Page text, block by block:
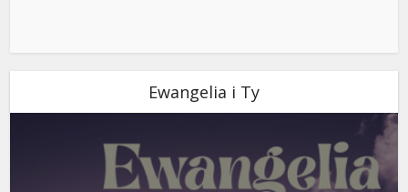
Ewangelia i Ty